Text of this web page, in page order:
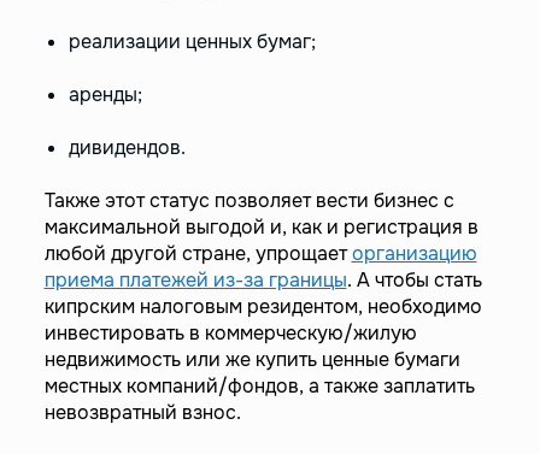
реализации ценных бумаг;
аренды;
дивидендов.
Также этот статус позволяет вести бизнес с
максимальной выгодой и, как и регистрация в
любой другой стране, упрощаеторганизацию
приема платежей из-за границы. А чтобы стать
кипрским налоговым резидентом, необходимо
инвестировать в коммерческую/жилую
недвижимость или же купить ценные бумаги
местных компаний/фондов, а также заплатить
невозвратный взнос.